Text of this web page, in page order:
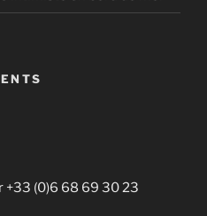
+33 (0)6 68 69 30 23